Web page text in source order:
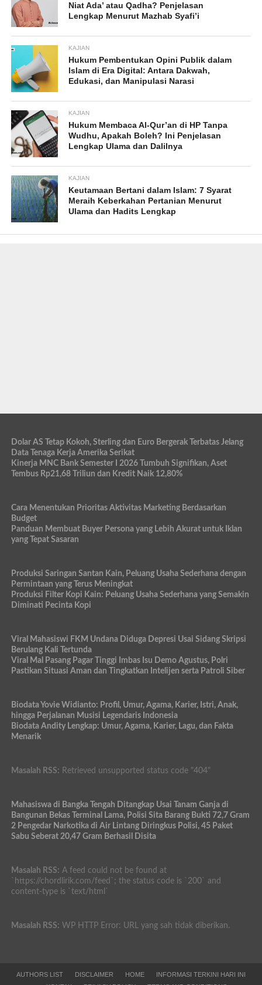
Niat Ada’ atau Qadha? Penjelasan
Lengkap Menurut Mazhab Syafi’i
KAJIAN
Hukum Pembentukan Opini Publik dalam
Islam di Era Digital: Antara Dakwah,
Edukasi, dan Manipulasi Narasi
KAJIAN
Hukum Membaca Al-Qur’an di HP Tanpa
Wudhu, Apakah Boleh? Ini Penjelasan
Lengkap Ulama dan Dalilnya
KAJIAN
Keutamaan Bertani dalam Islam: 7 Syarat
Meraih Keberkahan Pertanian Menurut
Ulama dan Hadits Lengkap
Dolar AS Tetap Kokoh, Sterling dan Euro Bergerak Terbatas Jelang
Data Tenaga Kerja Amerika Serikat
Kinerja MNC Bank Semester I 2026 Tumbuh Signifikan, Aset
Tembus Rp21,68 Triliun dan Kredit Naik 12,80%
Cara Menentukan Prioritas Aktivitas Marketing Berdasarkan
Budget
Panduan Membuat Buyer Persona yang Lebih Akurat untuk Iklan
yang Tepat Sasaran
Produksi Saringan Santan Kain, Peluang Usaha Sederhana dengan
Permintaan yang Terus Meningkat
Produksi Filter Kopi Kain: Peluang Usaha Sederhana yang Semakin
Diminati Pecinta Kopi
Viral Mahasiswi FKM Undana Diduga Depresi Usai Sidang Skripsi
Berulang Kali Tertunda
Viral Mal Pasang Pagar Tinggi Imbas Isu Demo Agustus, Polri
Pastikan Situasi Aman dan Tingkatkan Intelijen serta Patroli Siber
Biodata Yovie Widianto: Profil, Umur, Agama, Karier, Istri, Anak,
hingga Perjalanan Musisi Legendaris Indonesia
Biodata Andity Lengkap: Umur, Agama, Karier, Lagu, dan Fakta
Menarik
Masalah RSS: Retrieved unsupported status code "404"
Mahasiswa di Bangka Tengah Ditangkap Usai Tanam Ganja di
Bangunan Bekas Terminal Lama, Polisi Sita Barang Bukti 72,7 Gram
2 Pengedar Narkotika di Air Lintang Diringkus Polisi, 45 Paket
Sabu Seberat 20,47 Gram Berhasil Disita
Masalah RSS: A feed could not be found at
`https://chordlirik.com/feed`; the status code is `200` and
content-type is `text/html`
Masalah RSS: WP HTTP Error: URL yang sah tidak diberikan.
AUTHORS LIST DISCLAIMER HOME
INFORMASI TERKINI HARI INI